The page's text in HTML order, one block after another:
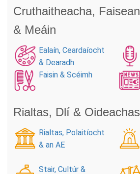
Cruthaitheacha, Faisean
& Meáin
Ealaín, Ceardaíocht
& Dearadh
Faisin & Scéimh
Rialtas, Dlí & Oideachas
Rialtas, Polaitíocht
& an AE
Stair, Cultúr &